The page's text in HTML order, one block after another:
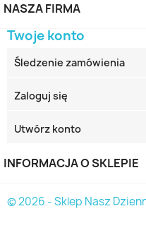
NASZA FIRMA
Twoje konto
Śledzenie zamówienia
Zaloguj się
Utwórz konto
INFORMACJA O SKLEPIE
© 2026 - Sklep Nasz